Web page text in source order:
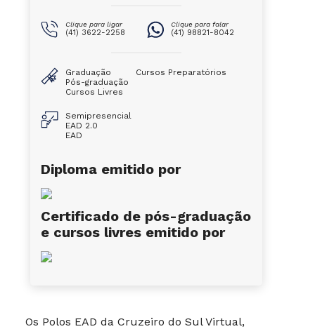
Os Polos EAD da Cruzeiro do Sul Virtual,
Clique para ligar
(41) 3622-2258
Clique para falar
(41) 98821-8042
Graduação
Pós-graduação
Cursos Livres
Cursos Preparatórios
Semipresencial
EAD 2.0
EAD
Diploma emitido por
Certificado de pós-graduação
e cursos livres emitido por